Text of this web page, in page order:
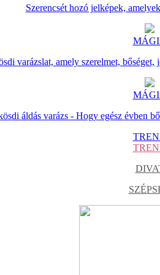
Szerencsét hozó jelképek,
varázslat, amely szerelmet,
áldás varázs - Hogy egész évben